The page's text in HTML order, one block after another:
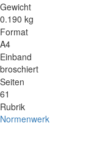
Gewicht
0.190 kg
Format
A4
Einband
broschiert
Seiten
61
Rubrik
Normenwerk